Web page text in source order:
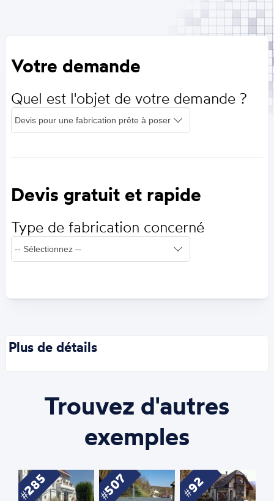
Votre demande
Quel est l'objet de votre demande ?
Devis gratuit et rapide
Type de fabrication concerné
Plus de détails
Trouvez d'autres
exemples
285 507 92